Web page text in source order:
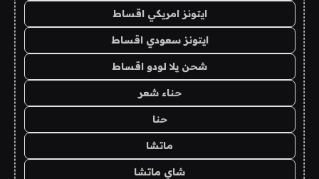
ايتونز امريكي اقساط
ايتونز سعودي اقساط
شحن يلا لودو اقساط
حناء شعر
حنا
ماتشا
شاي ماتشا